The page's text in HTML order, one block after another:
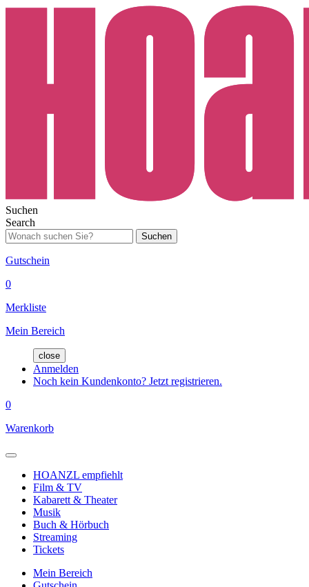
Suchen
Search
Suchen
Gutschein
0
Merkliste
Mein Bereich
close
Anmelden
Noch kein Kundenkonto? Jetzt registrieren.
0
Warenkorb
HOANZL empfiehlt
Film & TV
Kabarett & Theater
Musik
Buch & Hörbuch
Streaming
Tickets
Mein Bereich